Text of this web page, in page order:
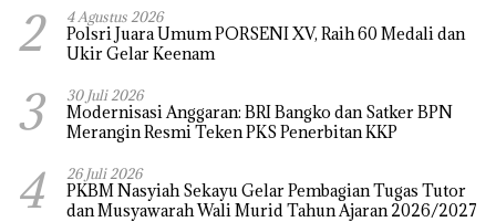
2 4 Agustus 2026
Polsri Juara Umum PORSENI XV, Raih 60 Medali dan
Ukir Gelar Keenam
3 30 Juli 2026
Modernisasi Anggaran: BRI Bangko dan Satker BPN
Merangin Resmi Teken PKS Penerbitan KKP
4 26 Juli 2026
PKBM Nasyiah Sekayu Gelar Pembagian Tugas Tutor
dan Musyawarah Wali Murid Tahun Ajaran 2026/2027